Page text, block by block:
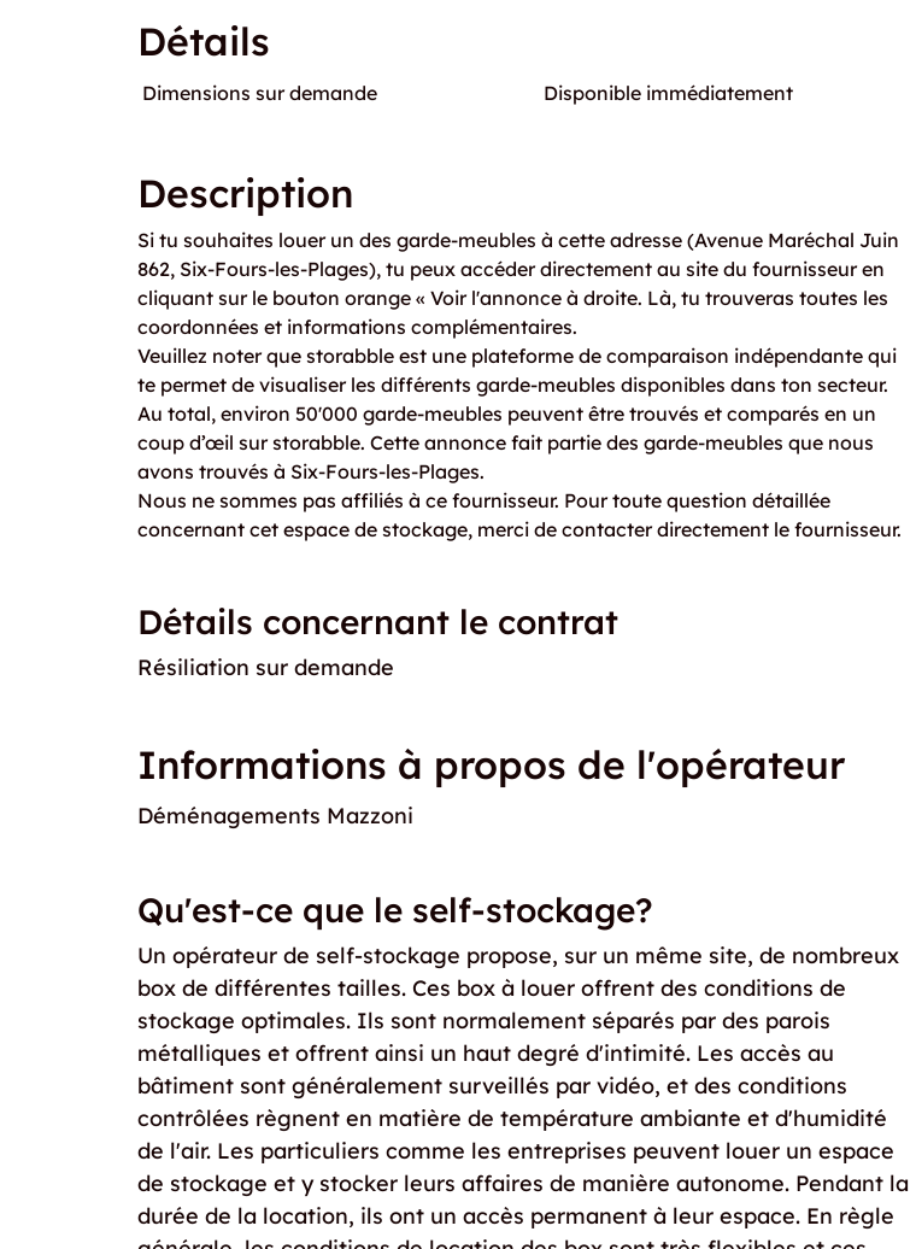
Détails
Dimensions sur demande Disponible immédiatement
Description
Si tu souhaites louer un des garde-meubles à cette adresse (Avenue Maréchal Juin
862, Six-Fours-les-Plages), tu peux accéder directement au site du fournisseur en
cliquant sur le bouton orange « Voir l'annonce à droite. Là, tu trouveras toutes les
coordonnées et informations complémentaires.
Veuillez noter que storabble est une plateforme de comparaison indépendante qui
te permet de visualiser les différents garde-meubles disponibles dans ton secteur.
Au total, environ 50'000 garde-meubles peuvent être trouvés et comparés en un
coup d’œil sur storabble. Cette annonce fait partie des garde-meubles que nous
avons trouvés à Six-Fours-les-Plages.
Nous ne sommes pas affiliés à ce fournisseur. Pour toute question détaillée
concernant cet espace de stockage, merci de contacter directement le fournisseur.
Détails concernant le contrat
Résiliation sur demande
Informations à propos de l'opérateur
Déménagements Mazzoni
Qu'est-ce que le self-stockage?
Un opérateur de self-stockage propose, sur un même site, de nombreux
box de différentes tailles. Ces box à louer offrent des conditions de
stockage optimales. Ils sont normalement séparés par des parois
métalliques et offrent ainsi un haut degré d'intimité. Les accès au
bâtiment sont généralement surveillés par vidéo, et des conditions
contrôlées règnent en matière de température ambiante et d'humidité
de l'air. Les particuliers comme les entreprises peuvent louer un espace
de stockage et y stocker leurs affaires de manière autonome. Pendant la
durée de la location, ils ont un accès permanent à leur espace. En règle